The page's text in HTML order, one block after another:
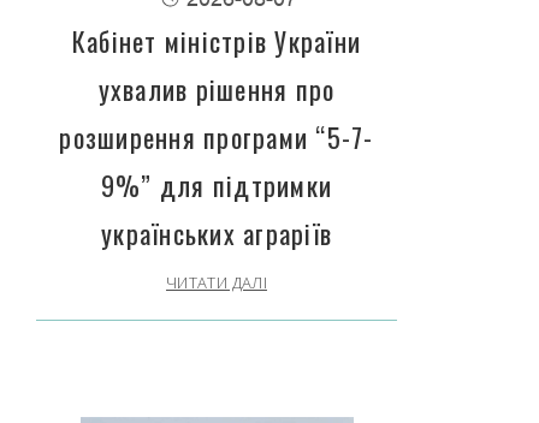
Кабінет міністрів України
ухвалив рішення про
розширення програми “5-7-
9%” для підтримки
українських аграріїв
ЧИТАТИ ДАЛІ